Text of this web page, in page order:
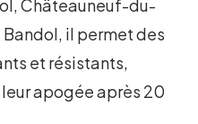
Châteauneuf-du-
il permet des
et résistants,
apogée après 20